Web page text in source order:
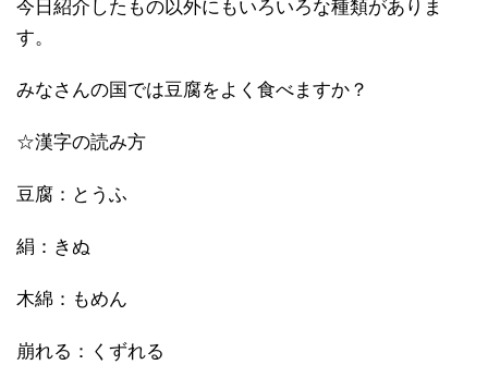
今日紹介したもの以外にもいろいろな種類がありま
す。
みなさんの国では豆腐をよく食べますか？
☆漢字の読み方
豆腐：とうふ
絹：きぬ
木綿：もめん
崩れる：くずれる